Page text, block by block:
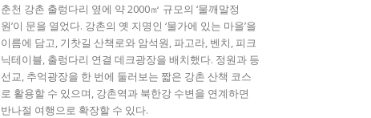
춘천 강촌 출렁다리 옆에 약 2000㎡ 규모의 ‘물깨말정
원’이 문을 열었다. 강촌의 옛 지명인 ‘물가에 있는 마을’을
이름에 담고, 기찻길 산책로와 암석원, 파고라, 벤치, 피크
닉테이블, 출렁다리 연결 데크광장을 배치했다. 정원과 등
선교, 추억광장을 한 번에 둘러보는 짧은 강촌 산책 코스
로 활용할 수 있으며, 강촌역과 북한강 수변을 연계하면
반나절 여행으로 확장할 수 있다.